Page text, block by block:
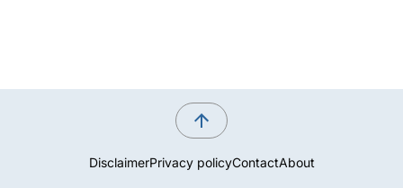
DisclaimerPrivacy policyContactAbout